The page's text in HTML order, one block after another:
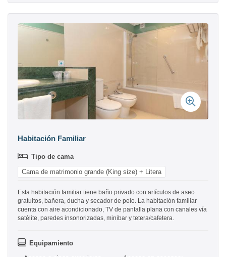
Habitación Familiar
Tipo de cama
Cama de matrimonio grande (King size) + Litera
Esta habitación familiar tiene baño privado con artículos de aseo
gratuitos, bañera, ducha y secador de pelo. La habitación familiar
cuenta con aire acondicionado, TV de pantalla plana con canales vía
satélite, paredes insonorizadas, minibar y tetera/cafetera.
Equipamiento